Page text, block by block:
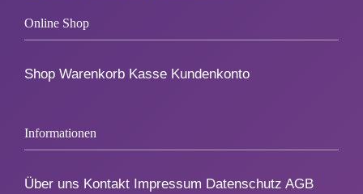
Gute Besserung
Danke & Mitbringsel
Einzug
1. August
Online Shop
Shop Warenkorb Kasse Kundenkonto
Informationen
Über uns Kontakt Impressum Datenschutz AGB